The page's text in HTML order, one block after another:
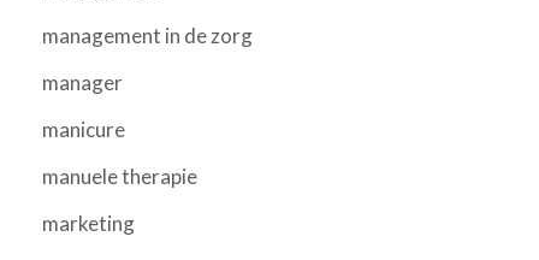
management in de zorg
manager
manicure
manuele therapie
marketing